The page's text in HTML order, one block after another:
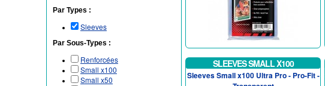
Par Types :
Sleeves
Par Sous-Types :
Renforcées
Small x100
Small x50
SLEEVES SMALL X100
Sleeves Small x100 Ultra Pro - Pro-Fit -